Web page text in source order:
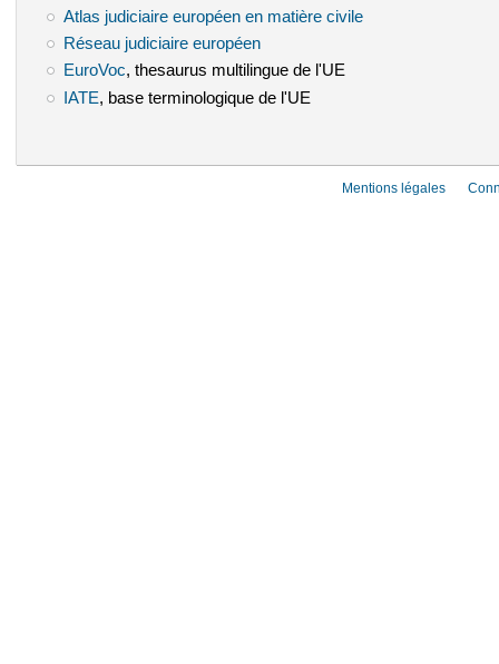
Atlas judiciaire européen en matière civile(le lien est externe)
Réseau judiciaire européen(le lien est externe)
EuroVoc(le lien est externe)
, thesaurus multilingue de l'UE
IATE (le lien est externe)
, base terminologique de l'UE
Mentions légales